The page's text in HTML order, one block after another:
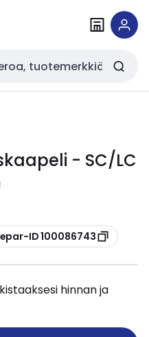
- SC/LC
ID 100086743
hinnan ja